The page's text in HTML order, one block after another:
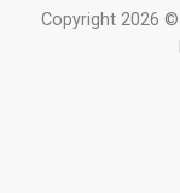
Copyright 2026 ©